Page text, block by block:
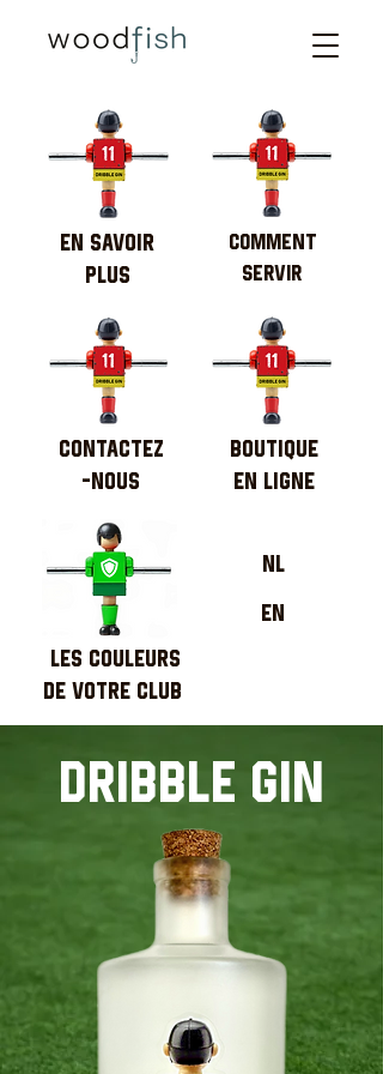
EN SAVOIR
PLUS
CONTACTEZ
-NOUS
LES COULEURS
DE VOTRE CLUB
COMMENT
SERVIR
BOUTIQUE
EN LIGNE
NL
EN
DRIBBLE GIN